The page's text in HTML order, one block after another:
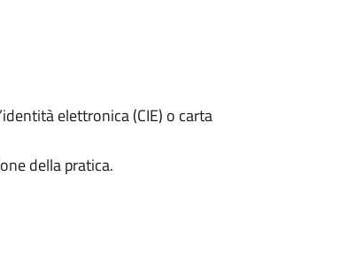
elettronica (CIE) o carta
della pratica.